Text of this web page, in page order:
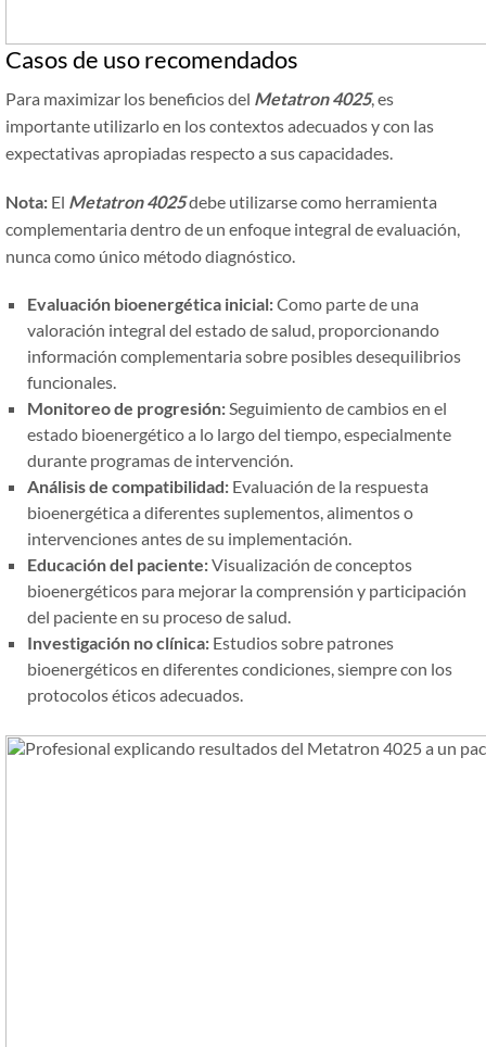
Casos de uso recomendados
Para maximizar los beneficios del Metatron 4025, es
importante utilizarlo en los contextos adecuados y con las
expectativas apropiadas respecto a sus capacidades.
Nota: El Metatron 4025debe utilizarse como herramienta
complementaria dentro de un enfoque integral de evaluación,
nunca como único método diagnóstico.
Evaluación bioenergética inicial:Como parte de una
valoración integral del estado de salud, proporcionando
información complementaria sobre posibles desequilibrios
funcionales.
Monitoreo de progresión:Seguimiento de cambios en el
estado bioenergético a lo largo del tiempo, especialmente
durante programas de intervención.
Análisis de compatibilidad: Evaluación de la respuesta
bioenergética a diferentes suplementos, alimentos o
intervenciones antes de su implementación.
Educación del paciente:Visualización de conceptos
bioenergéticos para mejorar la comprensión y participación
del paciente en su proceso de salud.
Investigación no clínica: Estudios sobre patrones
bioenergéticos en diferentes condiciones, siempre con los
protocolos éticos adecuados.